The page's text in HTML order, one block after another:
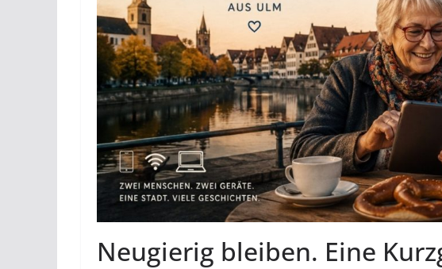
Neugierig bleiben. Eine